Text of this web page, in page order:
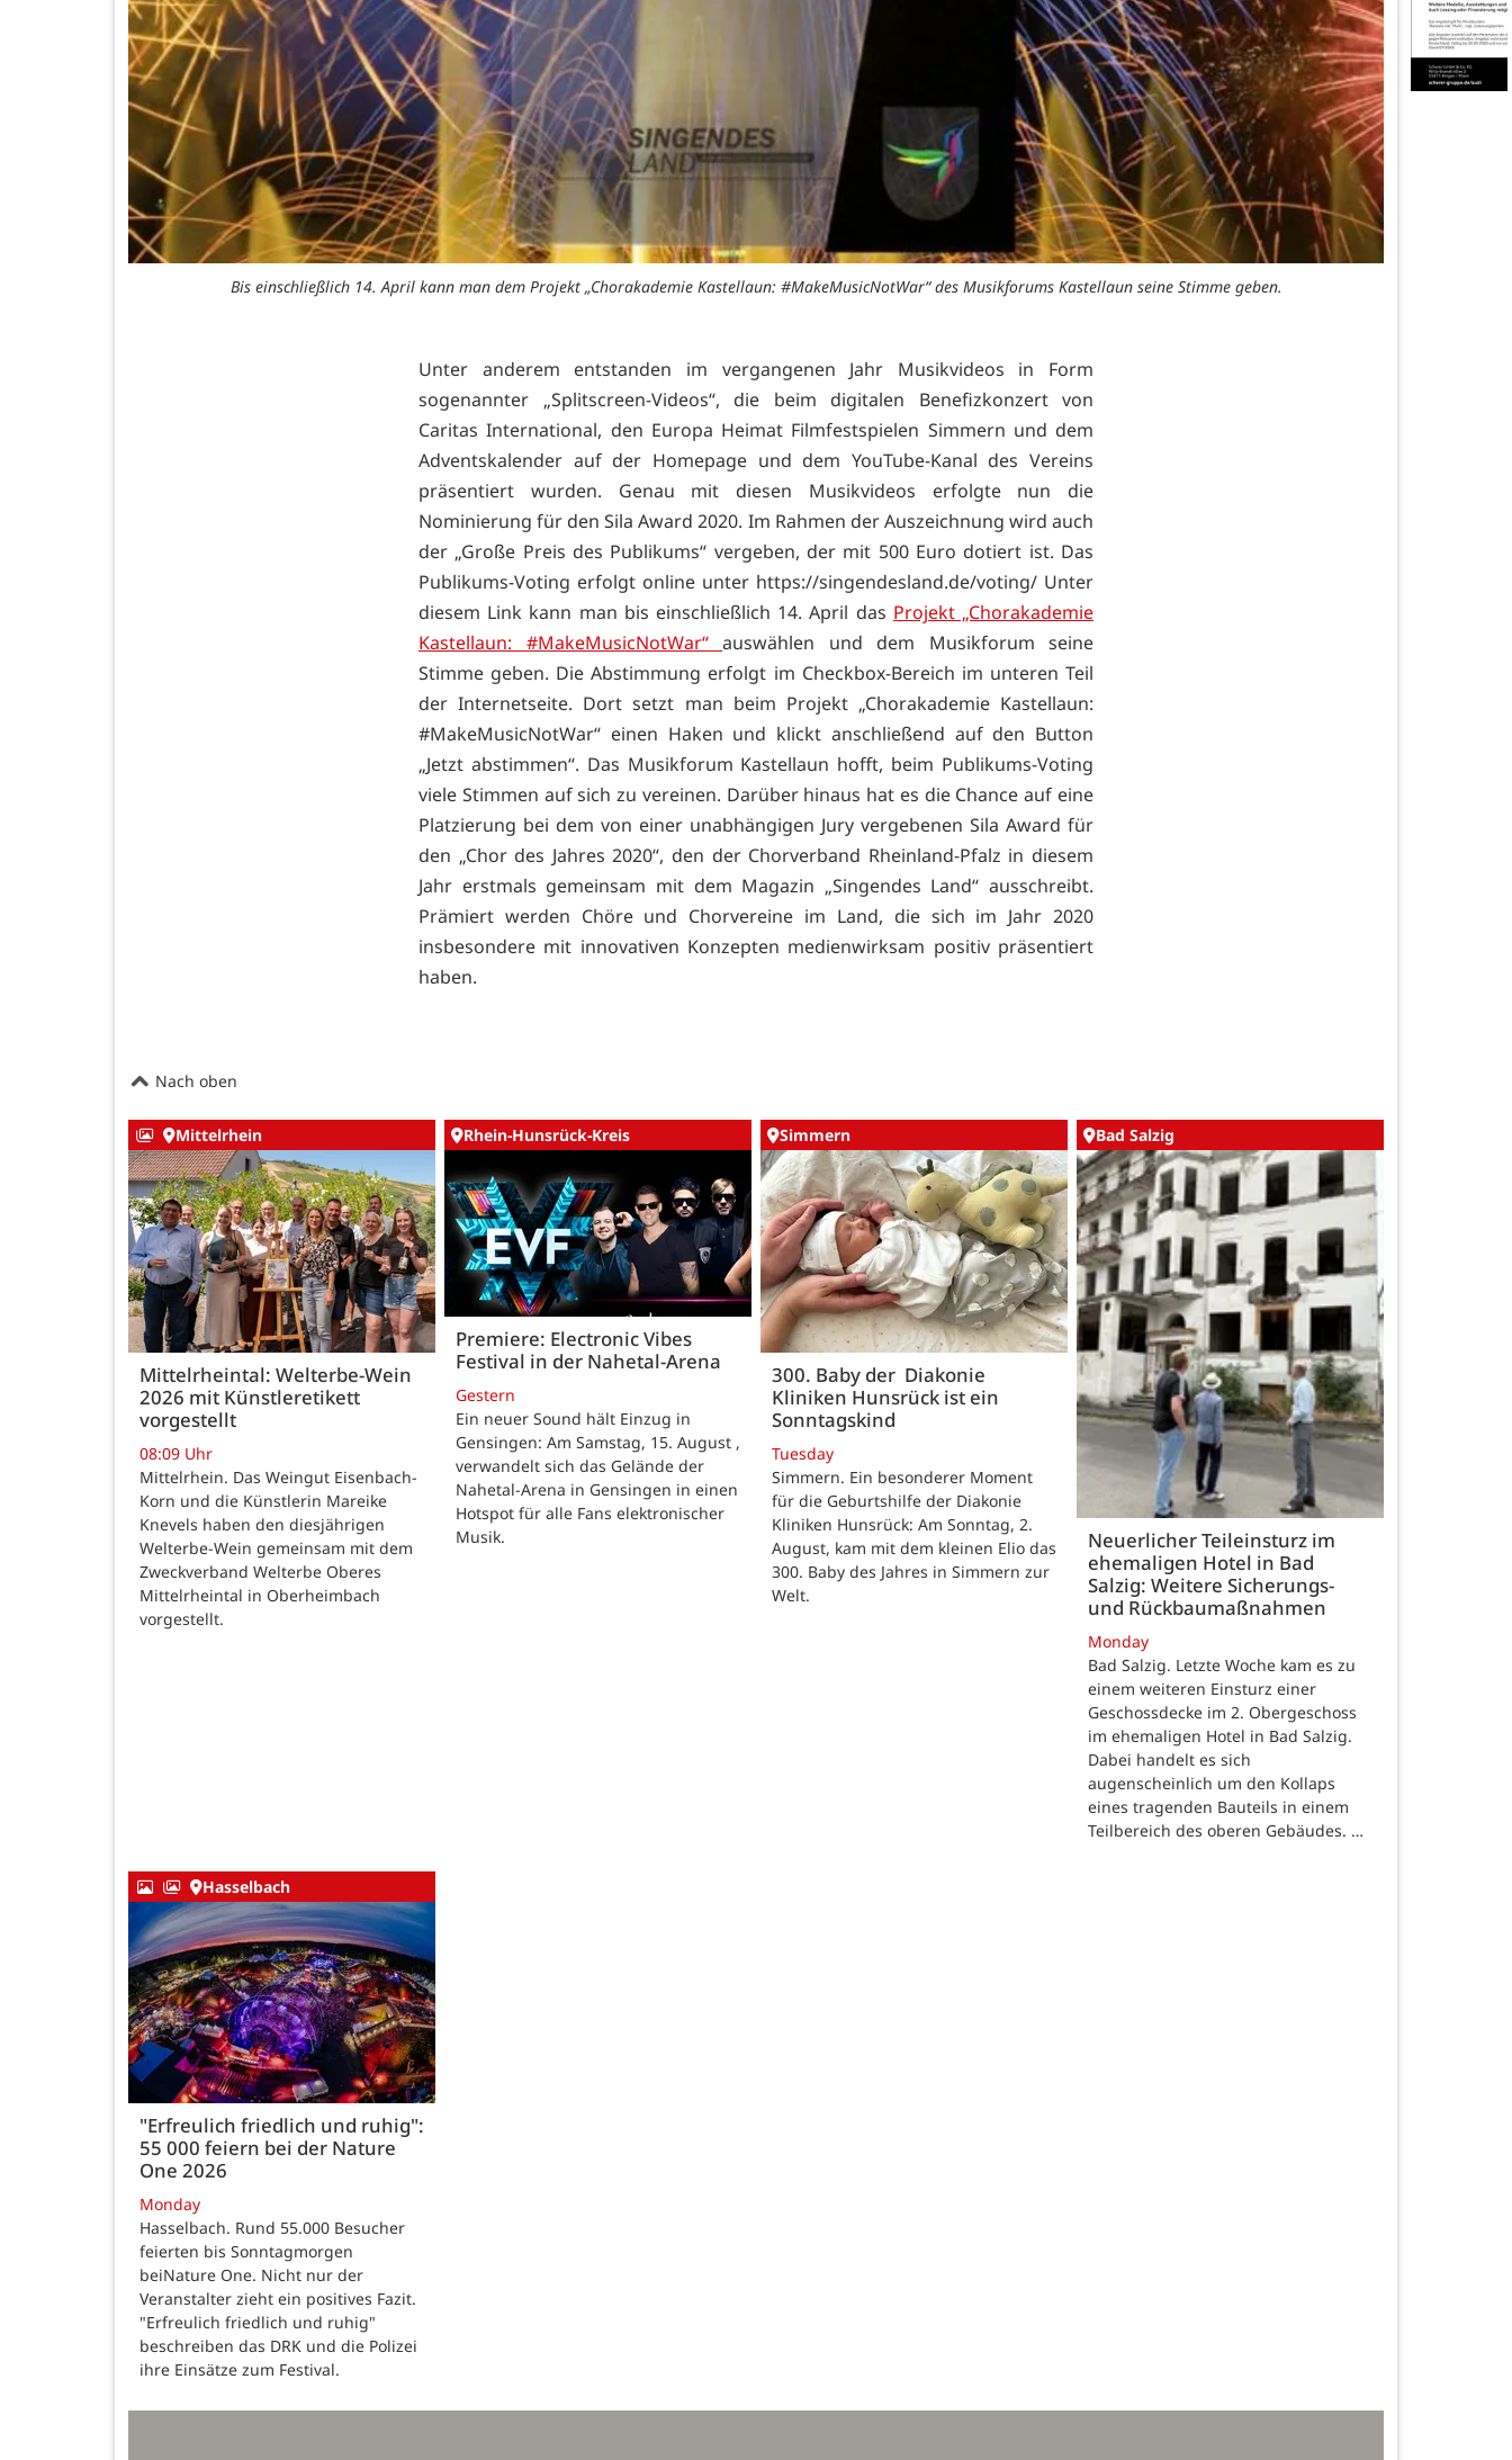
Bis einschließlich 14. April kann man dem Projekt „Chorakademie Kastellaun: #MakeMusicNotWar“ des Musikforums Kastellaun seine Stimme geben.
Unter anderem entstanden im vergangenen Jahr Musikvideos in Form
sogenannter „Splitscreen-Videos“, die beim digitalen Benefizkonzert von
Caritas International, den Europa Heimat Filmfestspielen Simmern und dem
Adventskalender auf der Homepage und dem YouTube-Kanal des Vereins
präsentiert wurden. Genau mit diesen Musikvideos erfolgte nun die
Nominierung für den Sila Award 2020. Im Rahmen der Auszeichnung wird auch
der „Große Preis des Publikums“ vergeben, der mit 500 Euro dotiert ist. Das
Publikums-Voting erfolgt online unter https://singendesland.de/voting/ Unter
diesem Link kann man bis einschließlich 14. April das Projekt „Chorakademie
Kastellaun: #MakeMusicNotWar“ auswählen und dem Musikforum seine
Stimme geben. Die Abstimmung erfolgt im Checkbox-Bereich im unteren Teil
der Internetseite. Dort setzt man beim Projekt „Chorakademie Kastellaun:
#MakeMusicNotWar“ einen Haken und klickt anschließend auf den Button
„Jetzt abstimmen“. Das Musikforum Kastellaun hofft, beim Publikums-Voting
viele Stimmen auf sich zu vereinen. Darüber hinaus hat es die Chance auf eine
Platzierung bei dem von einer unabhängigen Jury vergebenen Sila Award für
den „Chor des Jahres 2020“, den der Chorverband Rheinland-Pfalz in diesem
Jahr erstmals gemeinsam mit dem Magazin „Singendes Land“ ausschreibt.
Prämiert werden Chöre und Chorvereine im Land, die sich im Jahr 2020
insbesondere mit innovativen Konzepten medienwirksam positiv präsentiert
haben.
Nach oben
Mittelrhein
Mittelrheintal: Welterbe-Wein
2026 mit Künstleretikett
vorgestellt
08:09 Uhr
Mittelrhein. Das Weingut Eisenbach-
Korn und die Künstlerin Mareike
Knevels haben den diesjährigen
Welterbe-Wein gemeinsam mit dem
Zweckverband Welterbe Oberes
Mittelrheintal in Oberheimbach
vorgestellt.
Rhein-Hunsrück-Kreis
Premiere: Electronic Vibes
Festival in der Nahetal-Arena
Gestern
Ein neuer Sound hält Einzug in
Gensingen: Am Samstag, 15. August ,
verwandelt sich das Gelände der
Nahetal-Arena in Gensingen in einen
Hotspot für alle Fans elektronischer
Musik.
Simmern
300. Baby der Diakonie
Kliniken Hunsrück ist ein
Sonntagskind
Tuesday
Simmern. Ein besonderer Moment
für die Geburtshilfe der Diakonie
Kliniken Hunsrück: Am Sonntag, 2.
August, kam mit dem kleinen Elio das
300. Baby des Jahres in Simmern zur
Welt.
Bad Salzig
Neuerlicher Teileinsturz im
ehemaligen Hotel in Bad
Salzig: Weitere Sicherungs-
und Rückbaumaßnahmen
Monday
Bad Salzig. Letzte Woche kam es zu
einem weiteren Einsturz einer
Geschossdecke im 2. Obergeschoss
im ehemaligen Hotel in Bad Salzig.
Dabei handelt es sich
augenscheinlich um den Kollaps
eines tragenden Bauteils in einem
Teilbereich des oberen Gebäudes. …
Hasselbach
"Erfreulich friedlich und ruhig":
55 000 feiern bei der Nature
One 2026
Monday
Hasselbach. Rund 55.000 Besucher
feierten bis Sonntagmorgen
beiNature One. Nicht nur der
Veranstalter zieht ein positives Fazit.
"Erfreulich friedlich und ruhig"
beschreiben das DRK und die Polizei
ihre Einsätze zum Festival.